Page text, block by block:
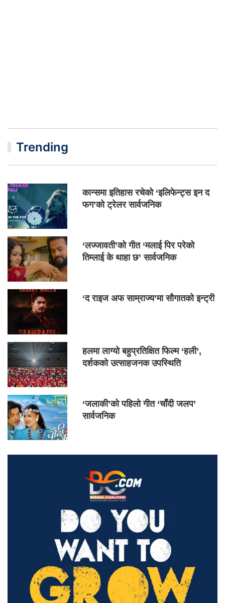
Trending
कान्समा इतिहास रचेको ‘इलिफेन्ट्स इन द
फग’को ट्रेलर सार्वजनिक
‘लज्जावती’को गीत ‘मलाई पिर परेको
तिम्लाई के थाहा छ’ सार्वजनिक
‘द राइज अफ साम्राज्य’मा सौगातको इन्ट्री
हलमा लाग्यो बहुप्रतिक्षित फिल्म ‘हली’,
दर्शकको उत्साहजनक उपस्थिति
‘जलाकी’को पहिलो गीत ‘चाँदी जलप’
सार्वजनिक